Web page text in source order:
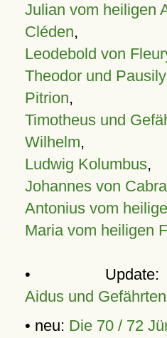
Julian vom heiligen
Cléden,
Leodebold von
Theodor und
Pitrion,
Timotheus und
Wilhelm,
Ludwig Kolumbus,
Johannes von Cabra
Antonius vom
Maria vom heiligen
•
Aidus und Gefährten
• neu: Die 70 / 72